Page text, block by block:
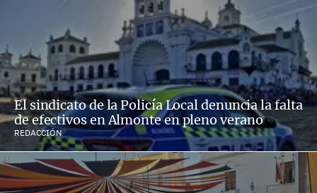
El sindicato de la Policía Local denuncia la falta
de efectivos en Almonte en pleno verano
REDACCIÓN